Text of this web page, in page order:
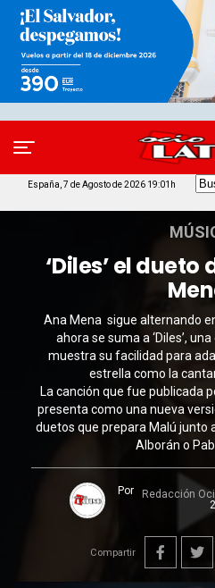
España, 7 de Agosto de 2026 19:01h
‘Diles’ el dueto
Ana Mena sigue alternando
ahora se suma a ‘Diles’,
muestra su facilidad para
estrella como la
La canción que fue publicada
presenta como una nueva
duetos que prepara Malú junto
Alborán o
Por Redacción
Compartir